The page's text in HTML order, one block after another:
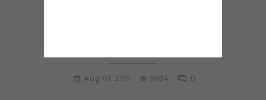
Aug 01, 2011 9924 0